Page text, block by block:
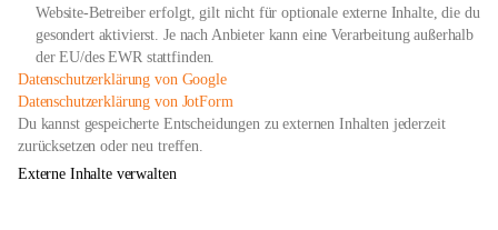
Website-Betreiber erfolgt, gilt nicht für optionale externe Inhalte, die du
gesondert aktivierst. Je nach Anbieter kann eine Verarbeitung außerhalb
der EU/des EWR stattfinden.
Datenschutzerklärung von Googleöffnet
in
neuem
Datenschutzerklärung von JotFormöffnet
in
Du kannst gespeicherte Entscheidungen zu externen Inhalten jederzeit
zurücksetzen oder neu treffen.
Externe Inhalte verwalten